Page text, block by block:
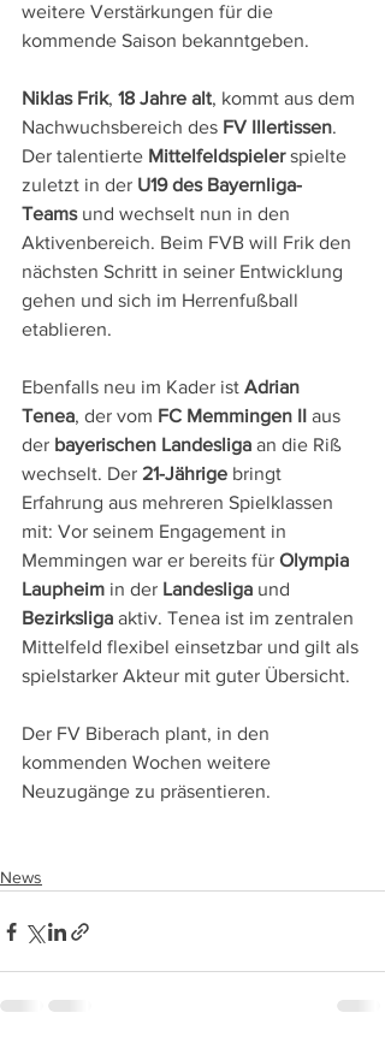
weitere Verstärkungen für die
kommende Saison bekanntgeben.
Niklas Frik, 18 Jahre alt, kommt aus dem
Nachwuchsbereich des FV Illertissen.
Der talentierte Mittelfeldspieler spielte
zuletzt in der U19 des Bayernliga-
Teams und wechselt nun in den
Aktivenbereich. Beim FVB will Frik den
nächsten Schritt in seiner Entwicklung
gehen und sich im Herrenfußball
etablieren.
Ebenfalls neu im Kader ist Adrian
Tenea, der vom FC Memmingen II aus
der bayerischen Landesliga an die Riß
wechselt. Der 21-Jährige bringt
Erfahrung aus mehreren Spielklassen
mit: Vor seinem Engagement in
Memmingen war er bereits für Olympia
Laupheim in der Landesliga und
Bezirksliga aktiv. Tenea ist im zentralen
Mittelfeld flexibel einsetzbar und gilt als
spielstarker Akteur mit guter Übersicht.
Der FV Biberach plant, in den
kommenden Wochen weitere
Neuzugänge zu präsentieren.
News